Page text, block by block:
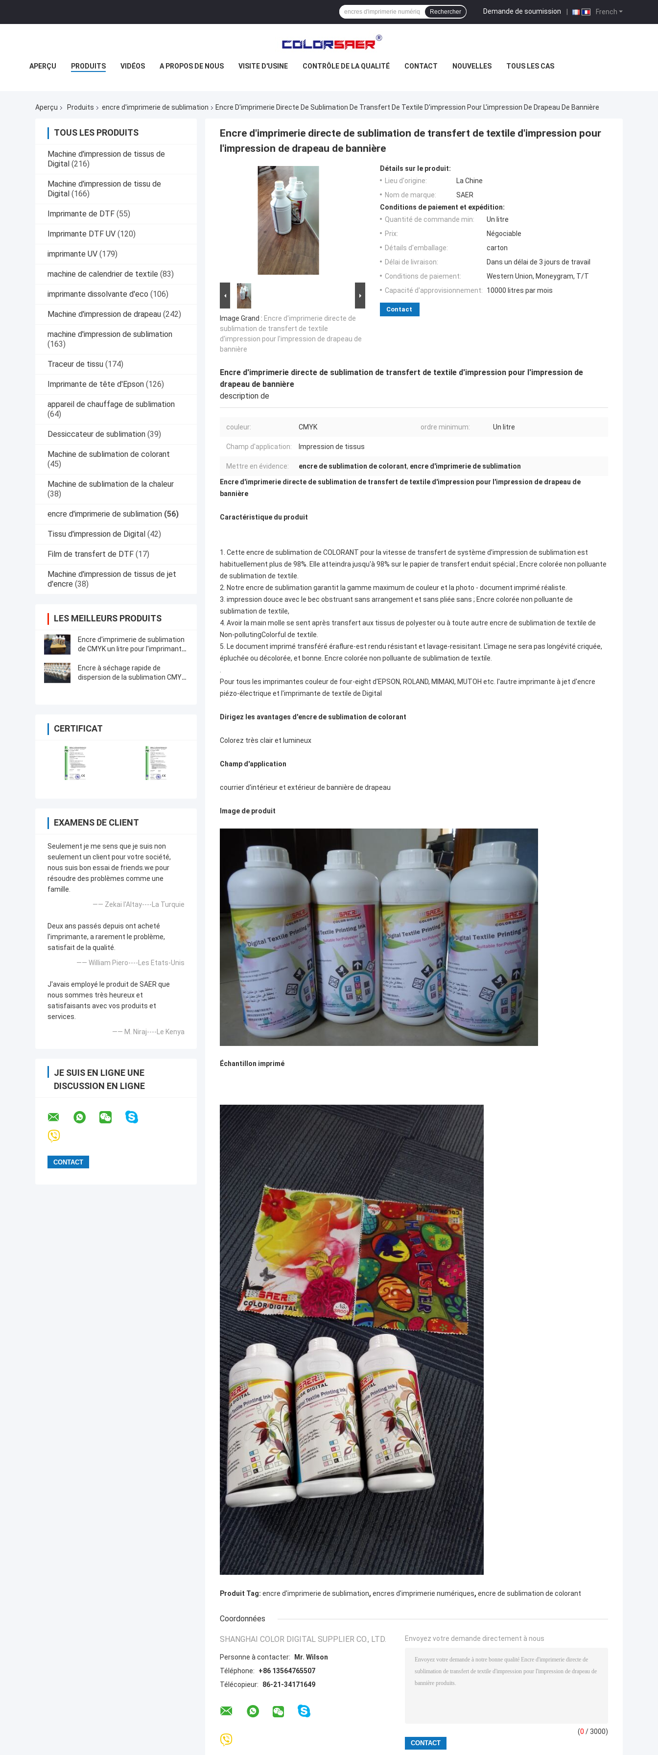
French
Demande de soumission |
Rechercher
APERÇU PRODUITS VIDÉOS A PROPOS DE NOUS VISITE D'USINE CONTRÔLE DE LA QUALITÉ CONTACT NOUVELLES TOUS LES CAS
Aperçu Produits encre d'imprimerie de sublimation Encre D'imprimerie Directe De Sublimation De Transfert De Textile D'impression Pour L'impression De Drapeau De Bannière
TOUS LES PRODUITS
Machine d'impression de tissus de
Digital (216)
Machine d'impression de tissu de
Digital (166)
Imprimante de DTF (55)
Imprimante DTF UV (120)
imprimante UV (179)
machine de calendrier de textile (83)
imprimante dissolvante d'eco (106)
Machine d'impression de drapeau (242)
machine d'impression de sublimation
(163)
Traceur de tissu (174)
Imprimante de tête d'Epson (126)
appareil de chauffage de sublimation
(64)
Dessiccateur de sublimation (39)
Machine de sublimation de colorant
(45)
Machine de sublimation de la chaleur
(38)
encre d'imprimerie de sublimation (56)
Tissu d'impression de Digital (42)
Film de transfert de DTF (17)
Machine d'impression de tissus de jet
d'encre (38)
LES MEILLEURS PRODUITS
Encre d'imprimerie de sublimation
de CMYK un litre pour l'imprimante
Encre à séchage rapide de
dispersion de la sublimation CMYK
CERTIFICAT
EXAMENS DE CLIENT
Seulement je me sens que je suis non
seulement un client pour votre société,
nous suis bon essai de friends.we pour
résoudre des problèmes comme une
famille.
—— Zekai l'Altay----La Turquie
Deux ans passés depuis ont acheté
l'imprimante, a rarement le problème,
satisfait de la qualité.
—— William Piero----Les Etats-Unis
J'avais employé le produit de SAER que
nous sommes très heureux et
satisfaisants avec vos produits et
services.
—— M. Niraj----Le Kenya
JE SUIS EN LIGNE UNE
DISCUSSION EN LIGNE
Encre d'imprimerie directe de sublimation de transfert de textile d'impression pour
l'impression de drapeau de bannière
Image Grand : Encre d'imprimerie directe de
sublimation de transfert de textile
d'impression pour l'impression de drapeau de
bannière
Détails sur le produit:
Lieu d'origine:
La Chine
Nom de marque:
SAER
Conditions de paiement et expédition:
Quantité de commande min:
Un litre
Prix:
Négociable
Détails d'emballage:
carton
Délai de livraison:
Dans un délai de 3 jours de travail
Conditions de paiement:
Western Union, Moneygram, T/T
Capacité d'approvisionnement:
10000 litres par mois
Contact
Encre d'imprimerie directe de sublimation de transfert de textile d'impression pour l'impression de
drapeau de bannière
description de
couleur: CMYK ordre minimum: Un litre
Champ d'application: Impression de tissus
Mettre en évidence: encre de sublimation de colorant, encre d'imprimerie de sublimation
Encre d'imprimerie directe de sublimation de transfert de textile d'impression pour l'impression de drapeau de
bannière
Caractéristique du produit
1. Cette encre de sublimation de COLORANT pour la vitesse de transfert de système d'impression de sublimation est
habituellement plus de 98%. Elle atteindra jusqu'à 98% sur le papier de transfert enduit spécial ; Encre colorée non polluante
de sublimation de textile.
2. Notre encre de sublimation garantit la gamme maximum de couleur et la photo - document imprimé réaliste.
3. impression douce avec le bec obstruant sans arrangement et sans pliée sans ; Encre colorée non polluante de
sublimation de textile,
4. Avoir la main molle se sent après transfert aux tissus de polyester ou à toute autre encre de sublimation de textile de
Non-pollutingColorful de textile.
5. Le document imprimé transféré éraflure-est rendu résistant et lavage-resisitant. L'image ne sera pas longévité criquée,
épluchée ou décolorée, et bonne. Encre colorée non polluante de sublimation de textile.
.
Pour tous les imprimantes couleur de four-eight d'EPSON, ROLAND, MIMAKI, MUTOH etc. l'autre imprimante à jet d'encre
piézo-électrique et l'imprimante de textile de Digital
Dirigez les avantages d'encre de sublimation de colorant
Colorez très clair et lumineux
Champ d'application
courrier d'intérieur et extérieur de bannière de drapeau
Image de produit
Échantillon imprimé
Produit Tag: encre d'imprimerie de sublimation, encres d'imprimerie numériques, encre de sublimation de colorant
Coordonnées
SHANGHAI COLOR DIGITAL SUPPLIER CO., LTD.
Personne à contacter:
Mr. Wilson
Téléphone:
+86 13564765507
Télécopieur:
86-21-34171649
Envoyez votre demande directement à nous
(0 / 3000)